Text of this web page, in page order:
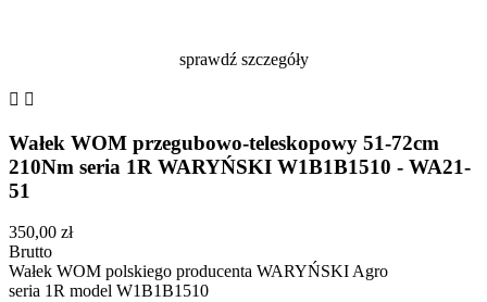
sprawdź szczegóły
 
Wałek WOM przegubowo-teleskopowy 51-72cm
210Nm seria 1R WARYŃSKI W1B1B1510 - WA21-
51
350,00 zł
Brutto
Wałek WOM polskiego producenta WARYŃSKI Agro
seria 1R model W1B1B1510